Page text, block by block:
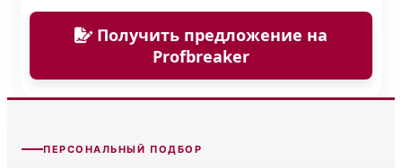
Получить предложение на
Profbreaker
ПЕРСОНАЛЬНЫЙ ПОДБОР